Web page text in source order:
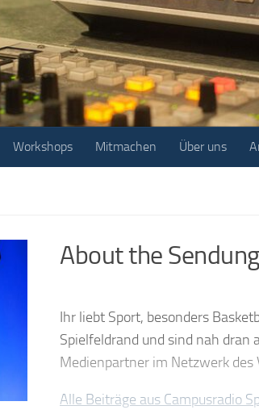
Workshops Mitmachen Über uns
About the Sendung
Ihr liebt Sport, besonders
Spielfeldrand und sind nah dran
Medienpartner im Netzwerk des
Alle Beiträge aus Campusradio